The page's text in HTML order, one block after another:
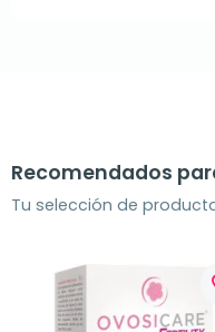
Recomendados
Tu selección de